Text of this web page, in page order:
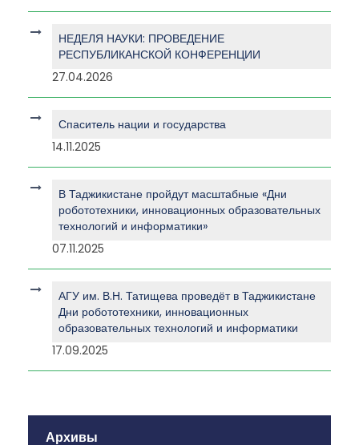
НЕДЕЛЯ НАУКИ: ПРОВЕДЕНИЕ
РЕСПУБЛИКАНСКОЙ КОНФЕРЕНЦИИ
27.04.2026
Спаситель нации и государства
14.11.2025
В Таджикистане пройдут масштабные «Дни
робототехники, инновационных образовательных
технологий и информатики»
07.11.2025
АГУ им. В.Н. Татищева проведёт в Таджикистане
Дни робототехники, инновационных
образовательных технологий и информатики
17.09.2025
Архивы